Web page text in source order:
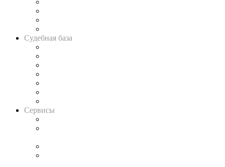
Судебная база
Сервисы